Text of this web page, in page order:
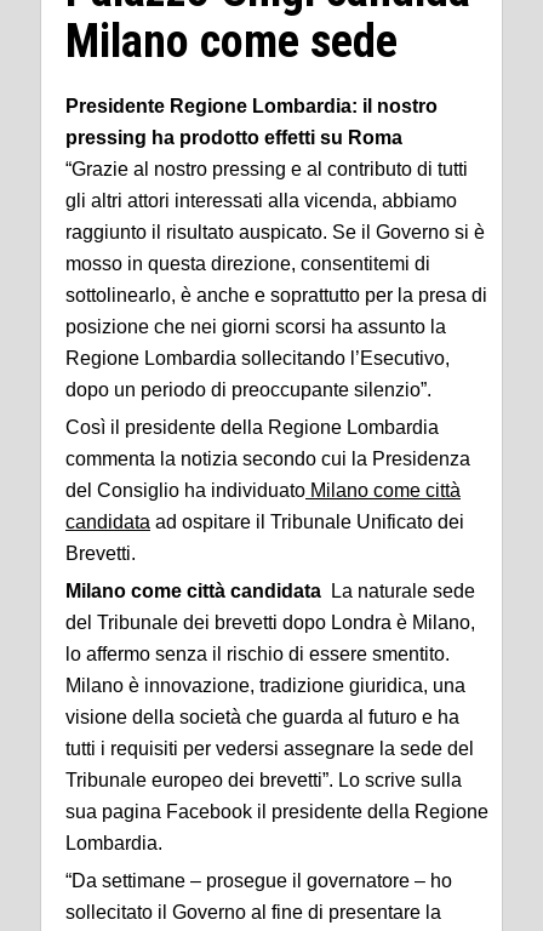
Milano come sede
Presidente Regione Lombardia: il nostro
pressing ha prodotto effetti su Roma
“Grazie al nostro pressing e al contributo di tutti
gli altri attori interessati alla vicenda, abbiamo
raggiunto il risultato auspicato. Se il Governo si è
mosso in questa direzione, consentitemi di
sottolinearlo, è anche e soprattutto per la presa di
posizione che nei giorni scorsi ha assunto la
Regione Lombardia sollecitando l’Esecutivo,
dopo un periodo di preoccupante silenzio”.
Così il presidente della Regione Lombardia
commenta la notizia secondo cui la Presidenza
del Consiglio ha individuato Milano come città
candidata ad ospitare il Tribunale Unificato dei
Brevetti.
Milano come città candidata La naturale sede
del Tribunale dei brevetti dopo Londra è Milano,
lo affermo senza il rischio di essere smentito.
Milano è innovazione, tradizione giuridica, una
visione della società che guarda al futuro e ha
tutti i requisiti per vedersi assegnare la sede del
Tribunale europeo dei brevetti”. Lo scrive sulla
sua pagina Facebook il presidente della Regione
Lombardia.
“Da settimane – prosegue il governatore – ho
sollecitato il Governo al fine di presentare la